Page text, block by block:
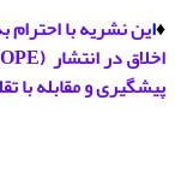
♦این نشریه با احترام
پیشگیری و مقابله با